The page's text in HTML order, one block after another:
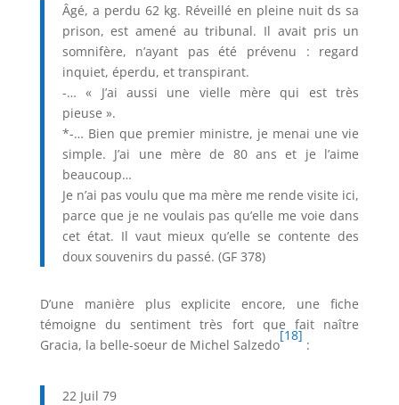
Âgé, a perdu 62 kg. Réveillé en pleine nuit ds sa
prison, est amené au tribunal. Il avait pris un
somnifère, n’ayant pas été prévenu : regard
inquiet, éperdu, et transpirant.
-… « J’ai aussi une vielle mère qui est très
pieuse ».
*-… Bien que premier ministre, je menai une vie
simple. J’ai une mère de 80 ans et je l’aime
beaucoup…
Je n’ai pas voulu que ma mère me rende visite ici,
parce que je ne voulais pas qu’elle me voie dans
cet état. Il vaut mieux qu’elle se contente des
doux souvenirs du passé. (GF 378)
D’une manière plus explicite encore, une fiche
témoigne du sentiment très fort que fait naître
Gracia, la belle-soeur de Michel Salzedo
[18]
:
22 Juil 79